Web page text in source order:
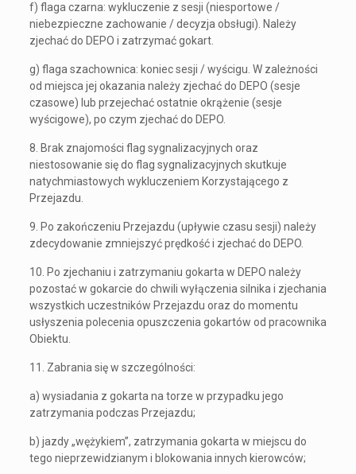
f) flaga czarna: wykluczenie z sesji (niesportowe /
niebezpieczne zachowanie / decyzja obsługi). Należy
zjechać do DEPO i zatrzymać gokart.
g) flaga szachownica: koniec sesji / wyścigu. W zależności
od miejsca jej okazania należy zjechać do DEPO (sesje
czasowe) lub przejechać ostatnie okrążenie (sesje
wyścigowe), po czym zjechać do DEPO.
8. Brak znajomości flag sygnalizacyjnych oraz
niestosowanie się do flag sygnalizacyjnych skutkuje
natychmiastowych wykluczeniem Korzystającego z
Przejazdu.
9. Po zakończeniu Przejazdu (upływie czasu sesji) należy
zdecydowanie zmniejszyć prędkość i zjechać do DEPO.
10. Po zjechaniu i zatrzymaniu gokarta w DEPO należy
pozostać w gokarcie do chwili wyłączenia silnika i zjechania
wszystkich uczestników Przejazdu oraz do momentu
usłyszenia polecenia opuszczenia gokartów od pracownika
Obiektu.
11. Zabrania się w szczególności:
a) wysiadania z gokarta na torze w przypadku jego
zatrzymania podczas Przejazdu;
b) jazdy „wężykiem”, zatrzymania gokarta w miejscu do
tego nieprzewidzianym i blokowania innych kierowców;